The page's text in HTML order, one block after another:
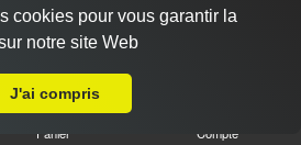
Panier Compte
cookies pour vous garantir la
notre site Web
J'ai compris